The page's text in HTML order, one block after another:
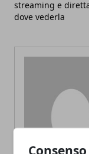
streaming e
dove vederla